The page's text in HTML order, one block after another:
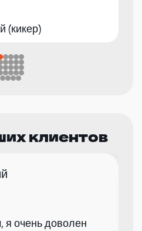
(кикер)
клиентов
очень доволен